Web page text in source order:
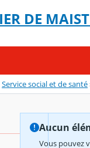
DE
Service social et de santé
Aucun
Vous pouvez